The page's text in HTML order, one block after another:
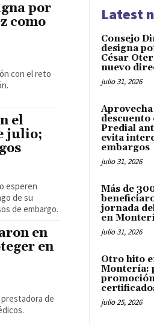
por
como
con el reto
el
julio;
esperen
de su
de embargo.
en
en
de
Latest
Consejo
designa
César
nuevo
julio 31, 2026
Aprovecha
descuento
Predial
evita
embargos
julio 31, 2026
Más de
jornada
en
julio 31, 2026
Otro hito
Montería:
julio 25, 2026